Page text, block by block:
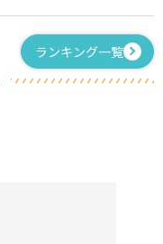
ランキング一覧